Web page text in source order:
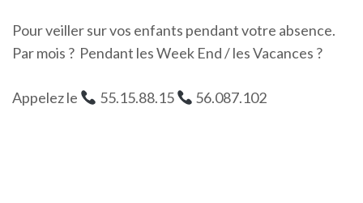
Pour veiller sur vos enfants pendant votre absence.
Par mois ? Pendant les Week End / les Vacances ?
Appelez le 55.15.88.15 56.087.102